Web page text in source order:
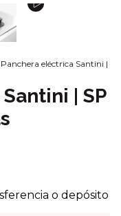
Panchera eléctrica Santini |
| SP
o depósito